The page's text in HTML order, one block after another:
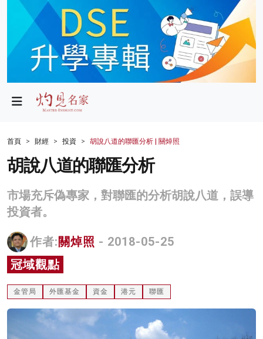
政局
財經
生活
商業
科技
影片
首頁 財經 投資 胡說八道的聯匯分析 | 關焯照
胡說八道的聯匯分析
市場充斥偽專家，對聯匯的分析胡說八道，誤導
投資者。
作者: 關焯照 - 2018-05-25
冠域觀點
金管局 外匯基金 資金 港元 聯匯